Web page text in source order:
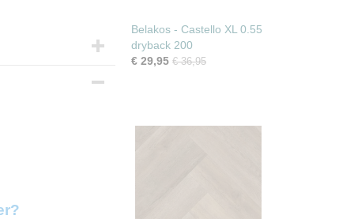
Belakos - Castello XL 0.55
dryback 200
€ 29,95 € 36,95